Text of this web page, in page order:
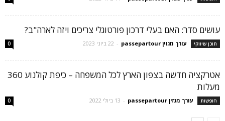
עושים סדר: האם בעלי דרכון פורטוגלי צריכים ויזה לארה"ב?
תוכן שיווקי עורך מגזין passepartour - 22 ביוני 2023 0
אטרקציה חדשה בצפון הארץ לכל המשפחה – כיפת קולנוע 360
מעלות
חופשות עורך מגזין passepartour - 13 ביולי 2022 0